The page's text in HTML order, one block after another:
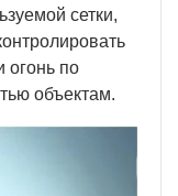
сетки,
огонь по
объектам.